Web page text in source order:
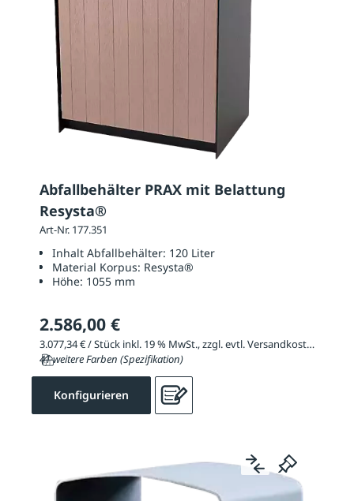
Abfallbehälter PRAX mit Belattung
Resysta®
Art-Nr. 177.351
Inhalt Abfallbehälter: 120 Liter
Material Korpus: Resysta®
Höhe: 1055 mm
2.586,00 €
3.077,34 € / Stück inkl. 19 % MwSt., zzgl. evtl. Versandkosten
41 weitere Farben (Spezifikation)
Konfigurieren